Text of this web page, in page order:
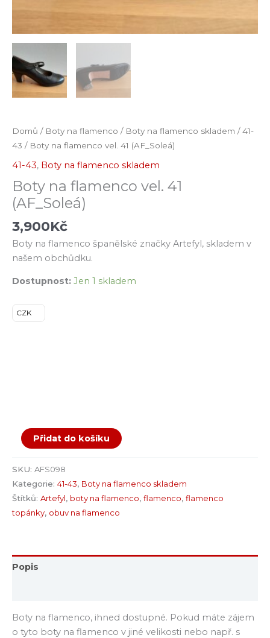
Domů / Boty na flamenco / Boty na flamenco skladem /41-
43 / Boty na flamenco vel. 41 (AF_Soleá)
41-43, Boty na flamenco skladem
Boty na flamenco vel. 41
(AF_Soleá)
3,900Kč
Boty na flamenco španělské značky Artefyl, skladem v
našem obchůdku.
Dostupnost: Jen 1 skladem
CZK
Přidat do košíku
SKU: AFS098
Kategorie: 41-43, Boty na flamenco skladem
Štítků: Artefyl, boty na flamenco, flamenco, flamenco
topánky, obuv na flamenco
Popis
Boty na flamenco, ihned dostupné. Pokud máte zájem
o tyto boty na flamenco v jiné velikosti nebo např. s